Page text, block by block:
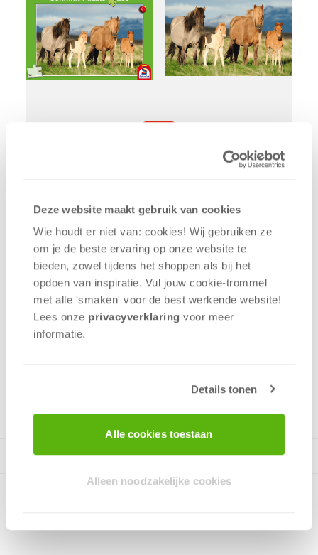
Deze website maakt gebruik van cookies
Wie houdt er niet van: cookies! Wij gebruiken ze
om je de beste ervaring op onze website te
bieden, zowel tijdens het shoppen als bij het
opdoen van inspiratie. Vul jouw cookie-trommel
met alle 'smaken' voor de best werkende website​!
Lees onze privacyverklaring voor meer
informatie.
Details tonen
Alle cookies toestaan
Alleen noodzakelijke cookies
ONTVANG 120 OVERWINNINGSPUNTEN
UIT HET ASSORTIMENT
Prachtige kinderpuzzel met twee paarden en twee veulens
op de prairie met de bergen op de achtergrond. Puzzel
bevat 200 stukjes, leeftijd vanaf 8 jaar.